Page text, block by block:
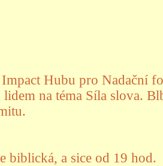
Impact Hubu pro Nadační
na téma Síla slova.
biblická, a sice od 19 hod.